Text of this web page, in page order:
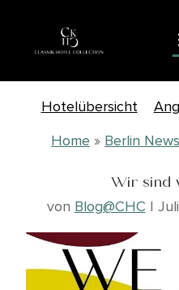
Hotelübersicht
Home » Berlin News
Wir sind
von Blog@CHC |